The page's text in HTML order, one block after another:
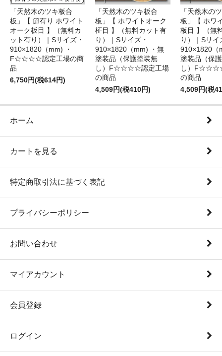
「天然木のツキ板合
板」【 節有り ホワイト
オーク板目 】（無料カ
ット有り）｜Sサイズ・
910×1820（mm) ・
F☆☆☆☆認定工場の商
品
6,750円(税614円)
「天然木のツキ板合
板」【 ホワイトオーク
柾目 】（無料カット有
り）｜Sサイズ・
910×1820（mm) ・無
塗装品（保護塗装無
し）F☆☆☆☆認定工場
の商品
4,509円(税410円)
「天然木の
板」【 ホワ
板目 】（無
り）｜Sサイ
910×1820（
塗装品（保
し）
の商品
4,509円(税
ホーム
カートを見る
特定商取引法に基づく表記
プライバシーポリシー
お問い合わせ
マイアカウント
会員登録
ログイン